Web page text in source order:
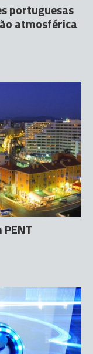
portuguesas
atmosférica